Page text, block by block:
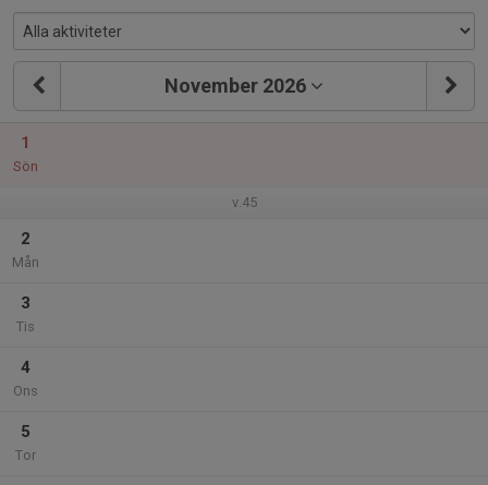
November 2026
1
Sön
v.45
2
Mån
3
Tis
4
Ons
5
Tor